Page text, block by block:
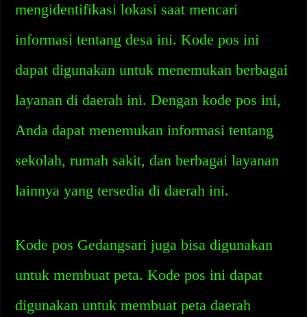
mengidentifikasi lokasi saat mencari
informasi tentang desa ini. Kode pos ini
dapat digunakan untuk menemukan berbagai
layanan di daerah ini. Dengan kode pos ini,
Anda dapat menemukan informasi tentang
sekolah, rumah sakit, dan berbagai layanan
lainnya yang tersedia di daerah ini.
Kode pos Gedangsari juga bisa digunakan
untuk membuat peta. Kode pos ini dapat
digunakan untuk membuat peta daerah